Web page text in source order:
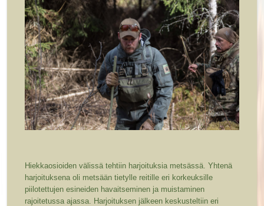
Hiekkaosioiden välissä tehtiin harjoituksia metsässä. Yhtenä
harjoituksena oli metsään tietylle reitille eri korkeuksille
piilotettujen esineiden havaitseminen ja muistaminen
rajoitetussa ajassa. Harjoituksen jälkeen keskusteltiin eri